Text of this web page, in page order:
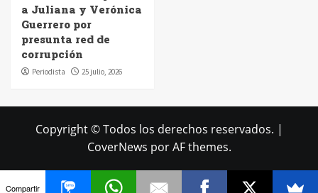
a Juliana y Verónica
Guerrero por
presunta red de
corrupción
Periodista 25 julio, 2026
Copyright © Todos los derechos reservados. |
CoverNews por AF themes.
Compartir